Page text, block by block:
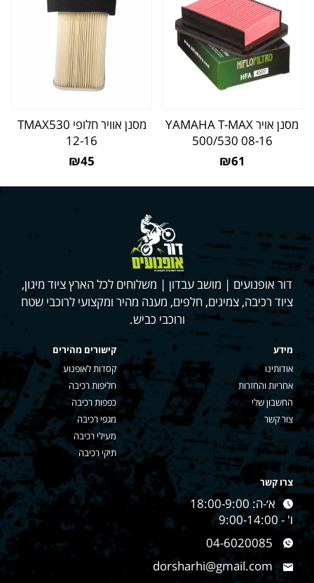
מסנן אויר YAMAHA T-MAX
500/530 08-16
₪61
מסנן אוויר חלופי TMAX530
12-16
₪45
דור אופנועים | מושב עבדון | משלוחים לכל הארץ ציוד מיגון,
ציוד רכיבה, צמיגים, חלפים, מענה מהיר ומקצועי לרוכבי שטח
ורוכבי כביש.
מידע
אודותינו
אחריות והחזרות
החשבון שלי
צור קשר
קישורים מהירים
קסדות לאופנוע
חליפות רכיבה
כפפות רכיבה
מגפי רכיבה
מעילי רכיבה
תיקי רכיבה
צרו קשר
א׳-ה: 18:00-9:00
ו' - 9:00-14:00
04-6020085
dorsharhi@gmail.com